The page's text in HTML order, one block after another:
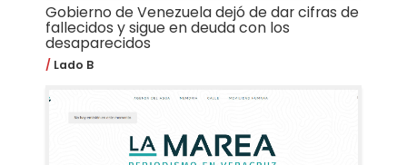
Gobierno de Venezuela dejó de dar cifras de
fallecidos y sigue en deuda con los
desaparecidos
Lado B